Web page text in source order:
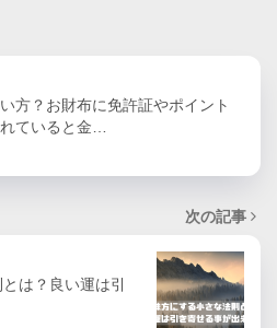
方？お財布に免許証やポイント
ていると金…
次の記事
は？良い運は引